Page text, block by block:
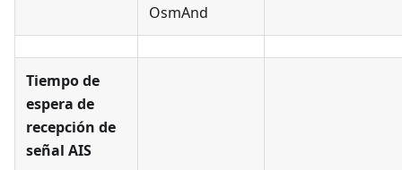
OsmAnd
Tiempo de
espera de
recepción de
señal AIS